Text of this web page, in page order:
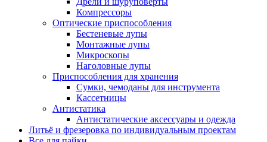
Компрессоры
Оптические приспособления
Бестеневые лупы
Монтажные лупы
Микроскопы
Наголовные лупы
Приспособления для хранения
Сумки, чемоданы для инструмента
Кассетницы
Антистатика
Антистатические аксессуары и одежда
Литьё и фрезеровка по индивидуальным проектам